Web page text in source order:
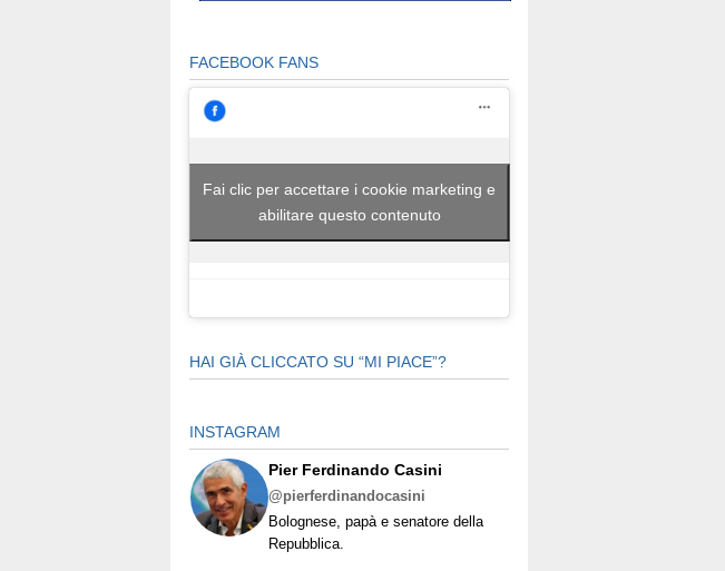
FACEBOOK FANS
Fai clic per accettare i cookie marketing e
abilitare questo contenuto
HAI GIÀ CLICCATO SU “MI PIACE”?
INSTAGRAM
Pier Ferdinando Casini
@pierferdinandocasini
Bolognese, papà e senatore della
Repubblica.